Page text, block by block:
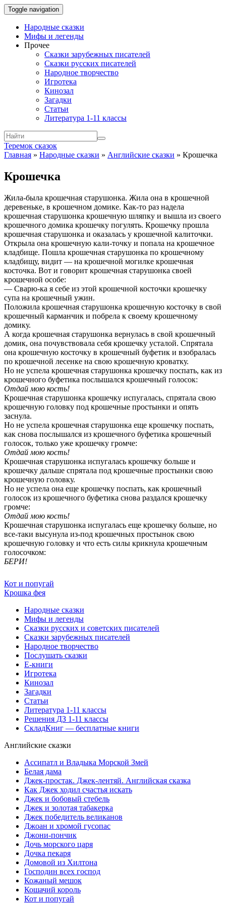
Toggle navigation
Народные сказки
Мифы и легенды
Прочее
Сказки зарубежных писателей
Сказки русских писателей
Народное творчество
Игротека
Кинозал
Загадки
Статьи
Литература 1-11 классы
Теремок сказок
Главная » Народные сказки » Английские сказки » Крошечка
Крошечка
Жила-была крошечная старушонка. Жила она в крошечной
деревеньке, в крошечном домике. Как-то раз надела
крошечная старушонка крошечную шляпку и вышла из своего
крошечного домика крошечку погулять. Крошечку прошла
крошечная старушонка и оказалась у крошечной калиточки.
Открыла она крошечную кали-точку и попала на крошечное
кладбище. Пошла крошечная старушонка по крошечному
кладбищу, видит — на крошечной могилке крошечная
косточка. Вот и говорит крошечная старушонка своей
крошечной особе:
— Сварю-ка я себе из этой крошечной косточки крошечку
супа на крошечный ужин.
Положила крошечная старушонка крошечную косточку в свой
крошечный карманчик и побрела к своему крошечному
домику.
А когда крошечная старушонка вернулась в свой крошечный
домик, она почувствовала себя крошечку усталой. Спрятала
она крошечную косточку в крошечный буфетик и взобралась
по крошечной лесенке на свою крошечную кроватку.
Но не успела крошечная старушонка крошечку поспать, как из
крошечного буфетика послышался крошечный голосок:
Отдай мою кость!
Крошечная старушонка крошечку испугалась, спрятала свою
крошечную головку под крошечные простынки и опять
заснула.
Но не успела крошечная старушонка еще крошечку поспать,
как снова послышался из крошечного буфетика крошечный
голосок, только уже крошечку громче:
Отдай мою кость!
Крошечная старушонка испугалась крошечку больше и
крошечку дальше спрятала под крошечные простынки свою
крошечную головку.
Но не успела она еще крошечку поспать, как крошечный
голосок из крошечного буфетика снова раздался крошечку
громче:
Отдай мою кость!
Крошечная старушонка испугалась еще крошечку больше, но
все-таки высунула из-под крошечных простынок свою
крошечную головку и что есть силы крикнула крошечным
голосочком:
БЕРИ!
Кот и попугай
Крошка фея
Народные сказки
Мифы и легенды
Сказки русских и советских писателей
Сказки зарубежных писателей
Народное творчество
Послушать сказки
Е-книги
Игротека
Кинозал
Загадки
Статьи
Литература 1-11 классы
Решения ДЗ 1-11 классы
СкладКниг — бесплатные книги
Английские сказки
Ассипатл и Владыка Морской Змей
Белая дама
Джек-простак. Джек-лентяй. Английская сказка
Как Джек ходил счастья искать
Джек и бобовый стебель
Джек и золотая табакерка
Джек победитель великанов
Джоан и хромой гусопас
Джони-пончик
Дочь морского царя
Дочка пекаря
Домовой из Хилтона
Господин всех господ
Кожаный мешок
Кошачий король
Кот и попугай